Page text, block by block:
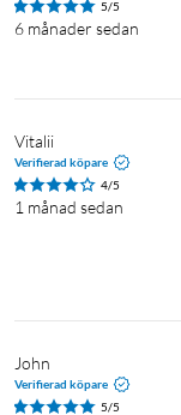
5/5
6 månader sedan
Vitalii
Verifierad köpare
4/5
1 månad sedan
John
Verifierad köpare
5/5